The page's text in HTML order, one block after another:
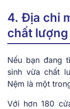
4. Địa chỉ
chất lượng
Nếu bạn đang
sinh vừa chất
Nệm là một
Với hơn 180